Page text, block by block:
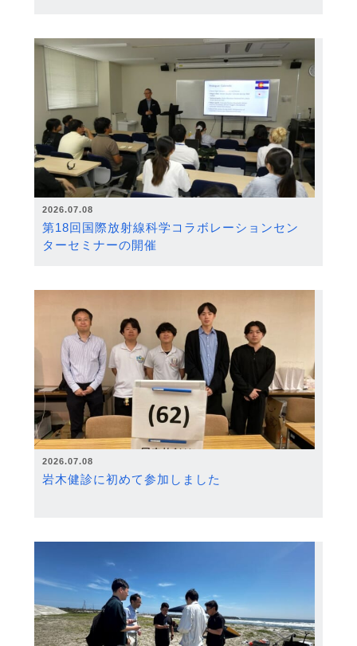
2026.07.08
第18回国際放射線科学コラボレーションセン
ターセミナーの開催
2026.07.08
岩木健診に初めて参加しました